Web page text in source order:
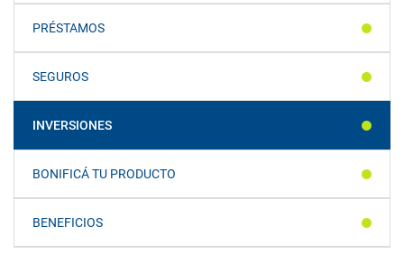
PRÉSTAMOS
SEGUROS
INVERSIONES
BONIFICÁ TU PRODUCTO
BENEFICIOS